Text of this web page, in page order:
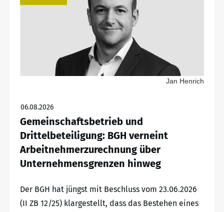
Jan Henrich
06.08.2026
Gemeinschaftsbetrieb und
Drittelbeteiligung: BGH verneint
Arbeitnehmerzurechnung über
Unternehmensgrenzen hinweg
Der BGH hat jüngst mit Beschluss vom 23.06.2026
(II ZB 12/25) klargestellt, dass das Bestehen eines